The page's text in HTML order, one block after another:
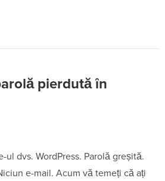
pierdută în
dvs. WordPress. Parolă greșită.
e-mail. Acum vă temeți că ați